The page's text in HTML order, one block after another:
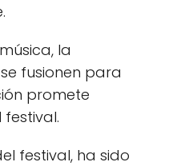
la
fusionen para
promete
festival, ha sido